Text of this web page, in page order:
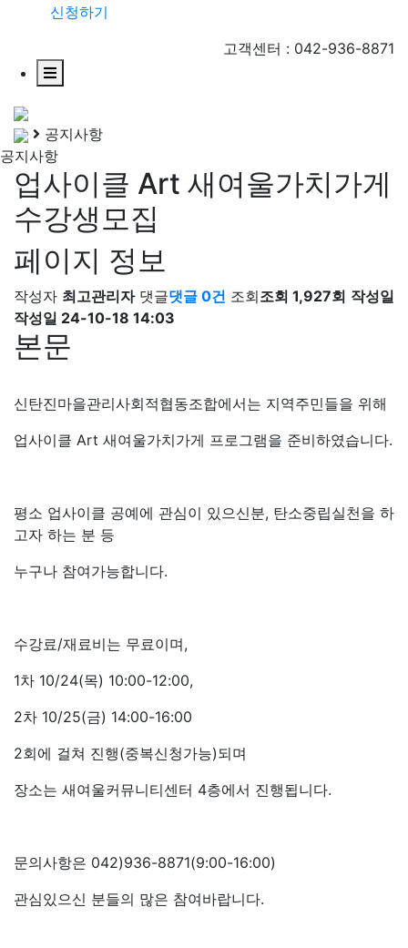
신청하기
고객센터 : 042-936-8871
공지사항
공지사항
업사이클 Art 새여울가치가게
수강생모집
페이지 정보
작성자 최고관리자 댓글댓글 0건 조회조회 1,927회 작성일
작성일 24-10-18 14:03
본문
신탄진마을관리사회적협동조합에서는 지역주민들을 위해
업사이클 Art 새여울가치가게 프로그램을 준비하였습니다.
평소 업사이클 공예에 관심이 있으신분, 탄소중립실천을 하
고자 하는 분 등
누구나 참여가능합니다.
수강료/재료비는 무료이며,
1차 10/24(목) 10:00-12:00,
2차 10/25(금) 14:00-16:00
2회에 걸쳐 진행(중복신청가능)되며
장소는 새여울커뮤니티센터 4층에서 진행됩니다.
문의사항은 042)936-8871(9:00-16:00)
관심있으신 분들의 많은 참여바랍니다.